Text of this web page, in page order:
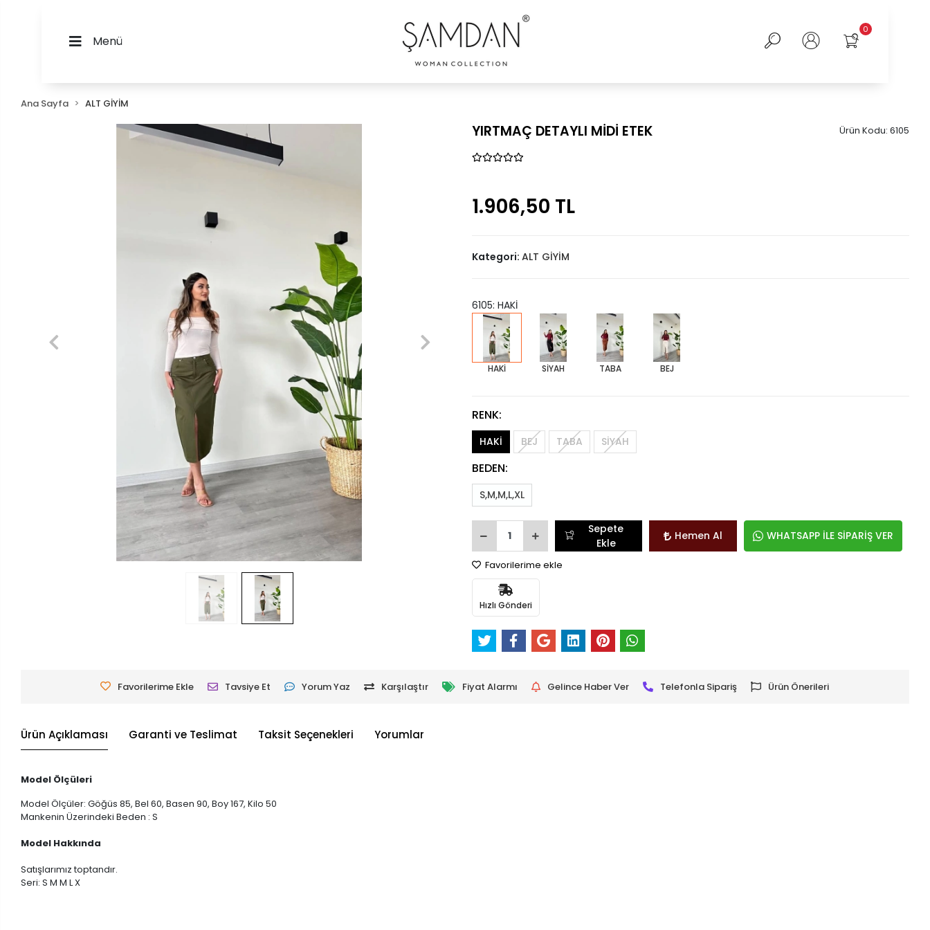
Menü
0
Ana Sayfa ALT GİYİM
YIRTMAÇ DETAYLI MİDİ ETEK Ürün Kodu: 6105
1.906,50 TL
Kategori: ALT GİYİM
6105: HAKİ
HAKİ SİYAH TABA BEJ
RENK:
HAKİ BEJ TABA SİYAH
BEDEN:
S,M,M,L,XL
Sepete
Ekle
Hemen Al WHATSAPP İLE SİPARİŞ VER
Favorilerime ekle
Hızlı Gönderi
Favorilerime Ekle Tavsiye Et Yorum Yaz Karşılaştır Fiyat Alarmı Gelince Haber Ver Telefonla Sipariş Ürün Önerileri
Ürün Açıklaması Garanti ve Teslimat Taksit Seçenekleri Yorumlar
Model Ölçüleri
Model Ölçüler: Göğüs 85, Bel 60, Basen 90, Boy 167, Kilo 50
Mankenin Üzerindeki Beden : S
Model Hakkında
Satışlarımız toptandır.
Seri: S M M L X